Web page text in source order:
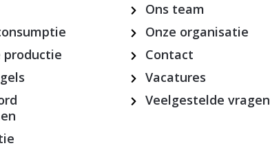
productie
Ons team
Onze organisatie
Contact
Vacatures
Veelgestelde vragen